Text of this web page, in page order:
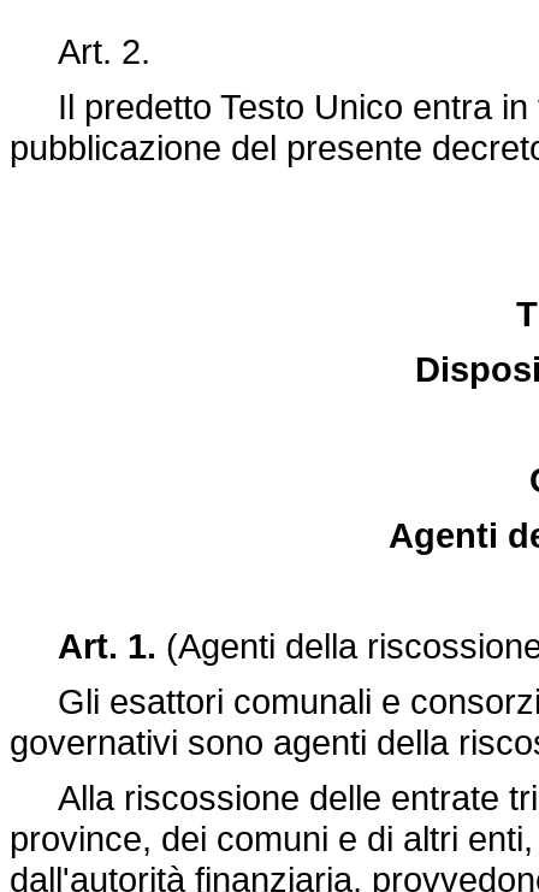
Art. 2.
Il predetto Testo Unico entra in
pubblicazione del presente
Agenti
Art. 1. (Agenti della
Gli esattori comunali e
governativi sono agenti della
Alla riscossione delle entrate
province, dei comuni e di altri
dall'autorità finanziaria,